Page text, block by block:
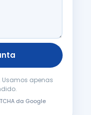
apenas
da Google